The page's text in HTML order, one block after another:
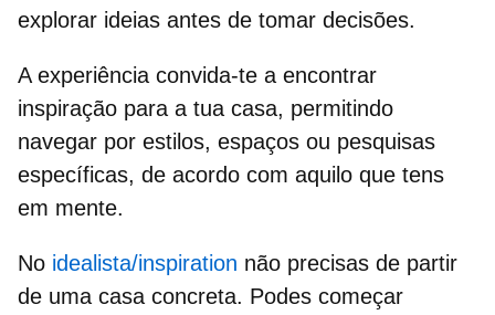
explorar ideias antes de tomar decisões.
A experiência convida-te a encontrar
inspiração para a tua casa, permitindo
navegar por estilos, espaços ou pesquisas
específicas, de acordo com aquilo que tens
em mente.
No idealista/inspiration não precisas de partir
de uma casa concreta. Podes começar